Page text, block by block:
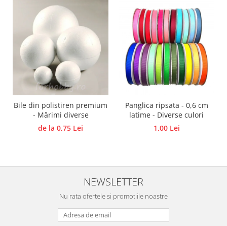
Panglici decor
Snur/sfoara/fir
Aplice decor
Sticla
Platouri
Altele
Stampile, sigilii
Baze stampile
Bile din polistiren premium
- Mărimi diverse
de la 0,75 Lei
Panglica ripsata - 0,6 cm
latime - Diverse culori
1,00 Lei
NEWSLETTER
Nu rata ofertele si promotiile noastre